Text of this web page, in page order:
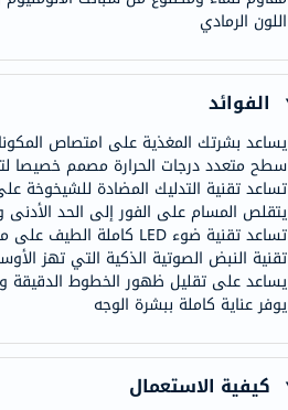
اللون الرمادي
الفوائد
يساعد بشرتك المغذية على امتصاص
سطح متعدد درجات الحرارة مصمم خصيصا
تساعد تقنية التدليك المضادة للشيخوخة
يتقلص المسام على الفور إلى الحد الأدنى
تساعد تقنية ضوء LED كاملة الطيف على محاربة علامات الشيخوخة أثناء تجديد شباب بشرتك
تقنية النبض الصوتية الذكية التي تهز
يساعد على تقليل ظهور الخطوط الدقيقة
يوفر عناية كاملة ببشرة الوجه
كيفية الاستعمال